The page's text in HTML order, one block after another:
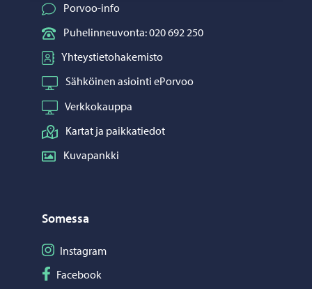
Porvoo-info
Puhelinneuvonta: 020 692 250
Yhteystietohakemisto
Sähköinen asiointi ePorvoo
Verkkokauppa
Kartat ja paikkatiedot
Kuvapankki
Somessa
Seuraa Instagram
Instagram
Seuraa Facebook
Facebook